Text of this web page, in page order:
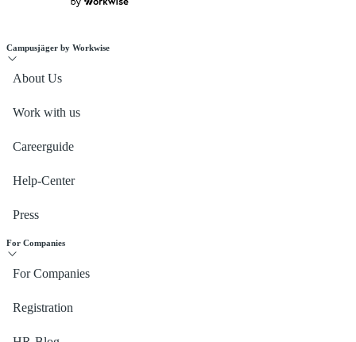
Campusjäger by Workwise
About Us
Work with us
Careerguide
Help-Center
Press
For Companies
For Companies
Registration